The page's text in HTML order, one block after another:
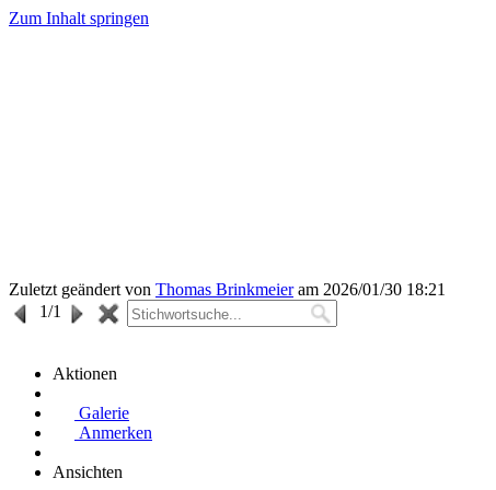
Zum Inhalt springen
Zuletzt geändert von Thomas Brinkmeieram 2026/01/30 18:21
1/1
Aktionen
Galerie
Anmerken
Ansichten